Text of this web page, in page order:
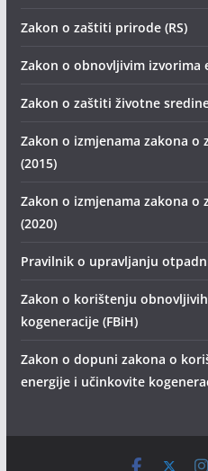
Zakon o zaštiti prirode (RS)
Zakon o obnovljivim izvorima
Zakon o zaštiti životne sredine
Zakon o izmjenama zakona o
(2015)
Zakon o izmjenama zakona o
(2020)
Pravilnik o upravljanju
Zakon o korištenju
kogeneracije (FBiH)
Zakon o dopuni zakona o
energije i učinkovite